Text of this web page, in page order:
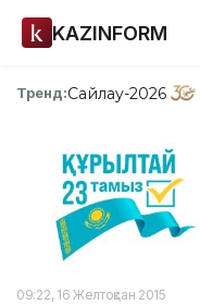
KAZINFORM
Тренд:Сайлау-2026
09:22, 16 Желтоқсан 2015